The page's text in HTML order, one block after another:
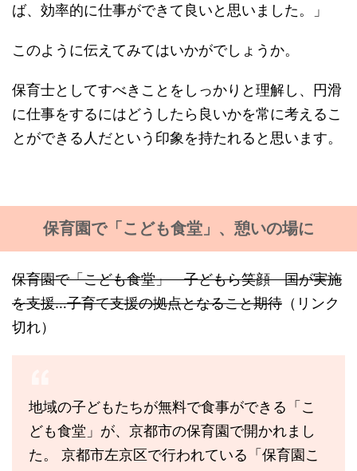
ば、効率的に仕事ができて良いと思いました。」
このように伝えてみてはいかがでしょうか。
保育士としてすべきことをしっかりと理解し、円滑
に仕事をするにはどうしたら良いかを常に考えるこ
とができる人だという印象を持たれると思います。
保育園で「こども食堂」、憩いの場に
保育園で「こども食堂」 子どもら笑顔 国が実施
を支援…子育て支援の拠点となること期待 （リンク
切れ）
地域の子どもたちが無料で食事ができる「こ
ども食堂」が、京都市の保育園で開かれまし
た。 京都市左京区で行われている「保育園こ